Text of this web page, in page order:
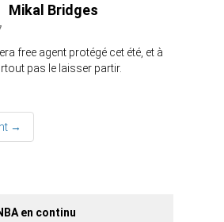
Mikal Bridges
free agent protégé cet été, et à
pas le laisser partir.
→
en continu